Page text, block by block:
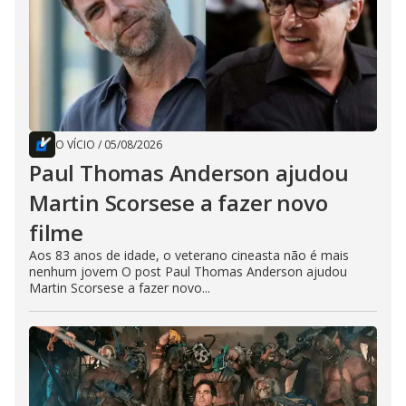
O VÍCIO / 05/08/2026
Paul Thomas Anderson ajudou
Martin Scorsese a fazer novo
filme
Aos 83 anos de idade, o veterano cineasta não é mais
nenhum jovem O post Paul Thomas Anderson ajudou
Martin Scorsese a fazer novo...